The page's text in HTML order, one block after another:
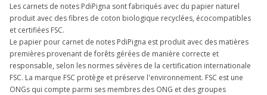
Les carnets de notes PdiPigna sont fabriqués avec du papier naturel
produit avec des fibres de coton biologique recyclées, écocompatibles
et certifiées FSC.
Le papier pour carnet de notes PdiPigna est produit avec des matières
premières provenant de forêts gérées de manière correcte et
responsable, selon les normes sévères de la certification internationale
FSC. La marque FSC protège et préserve l'environnement. FSC est une
ONGs qui compte parmi ses membres des ONG et des groupes